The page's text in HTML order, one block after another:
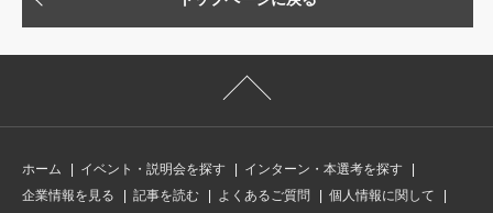
ホーム イベント・説明会を探す
インターン・本選考を探す
企業情報を見る
記事を読む よくあるご質問
個人情報に関して